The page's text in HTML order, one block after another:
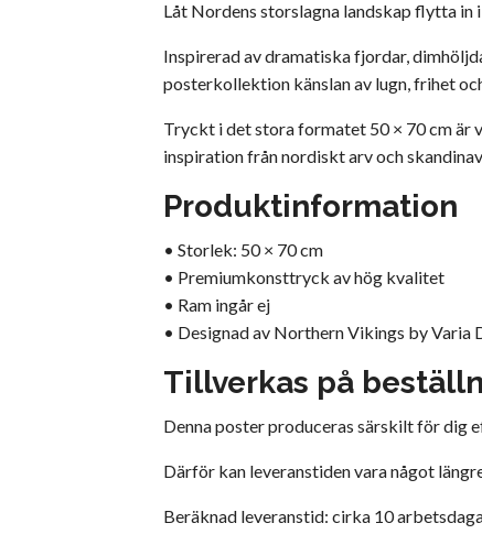
Låt Nordens storslagna landskap flytta in
Inspirerad av dramatiska fjordar,
posterkollektion känslan av lugn, frihet
Tryckt i det stora formatet 50 × 70 cm är
inspiration från nordiskt arv och
Produktinformation
• Storlek: 50 × 70 cm
• Premiumkonsttryck av hög kvalitet
• Ram ingår ej
• Designad av Northern Vikings by Varia
Tillverkas på
Denna poster produceras särskilt för dig
Därför kan leveranstiden vara något
Beräknad leveranstid: cirka 10